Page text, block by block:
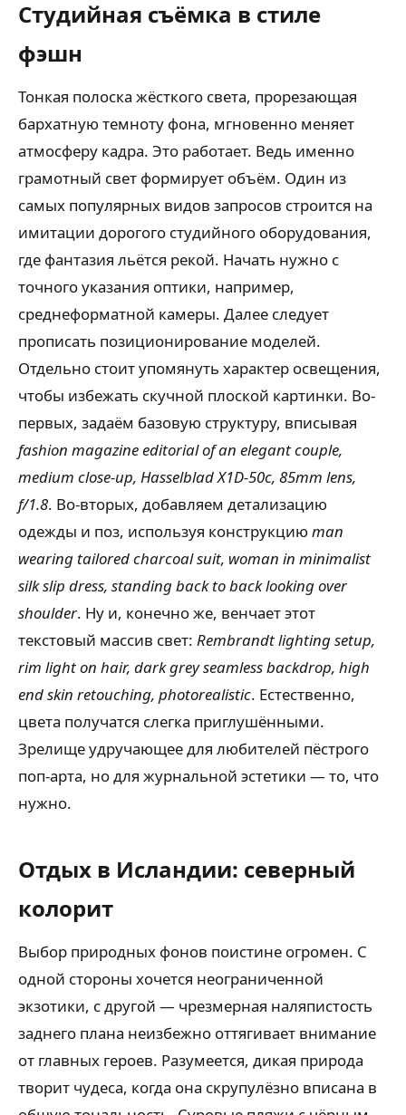
Студийная съёмка в стиле
фэшн
Тонкая полоска жёсткого света, прорезающая
бархатную темноту фона, мгновенно меняет
атмосферу кадра. Это работает. Ведь именно
грамотный свет формирует объём. Один из
самых популярных видов запросов строится на
имитации дорогого студийного оборудования,
где фантазия льётся рекой. Начать нужно с
точного указания оптики, например,
среднеформатной камеры. Далее следует
прописать позиционирование моделей.
Отдельно стоит упомянуть характер освещения,
чтобы избежать скучной плоской картинки. Во-
первых, задаём базовую структуру, вписывая
fashion magazine editorial of an elegant couple,
medium close-up, Hasselblad X1D-50c, 85mm lens,
f/1.8. Во-вторых, добавляем детализацию
одежды и поз, используя конструкцию man
wearing tailored charcoal suit, woman in minimalist
silk slip dress, standing back to back looking over
shoulder. Ну и, конечно же, венчает этот
текстовый массив свет: Rembrandt lighting setup,
rim light on hair, dark grey seamless backdrop, high
end skin retouching, photorealistic. Естественно,
цвета получатся слегка приглушёнными.
Зрелище удручающее для любителей пёстрого
поп-арта, но для журнальной эстетики — то, что
нужно.
Отдых в Исландии: северный
колорит
Выбор природных фонов поистине огромен. С
одной стороны хочется неограниченной
экзотики, с другой — чрезмерная наляпистость
заднего плана неизбежно оттягивает внимание
от главных героев. Разумеется, дикая природа
творит чудеса, когда она скрупулёзно вписана в